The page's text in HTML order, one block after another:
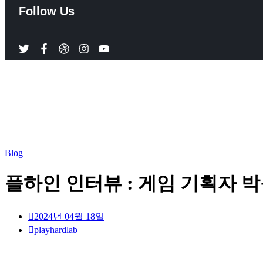
Follow Us
Blog
플하인 인터뷰 : 게임 기획자
2024년 04월 18일
playhardlab